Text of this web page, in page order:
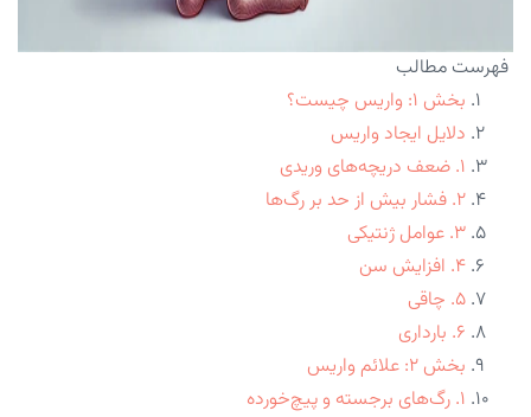
فهرست مطالب
بخش ۱: واریس چیست؟
دلایل ایجاد واریس
۱. ضعف دریچه‌های وریدی
۲. فشار بیش از حد بر رگ‌ها
۳. عوامل ژنتیکی
۴. افزایش سن
۵. چاقی
۶. بارداری
بخش ۲: علائم واریس
۱. رگ‌های برجسته و پیچ‌خورده